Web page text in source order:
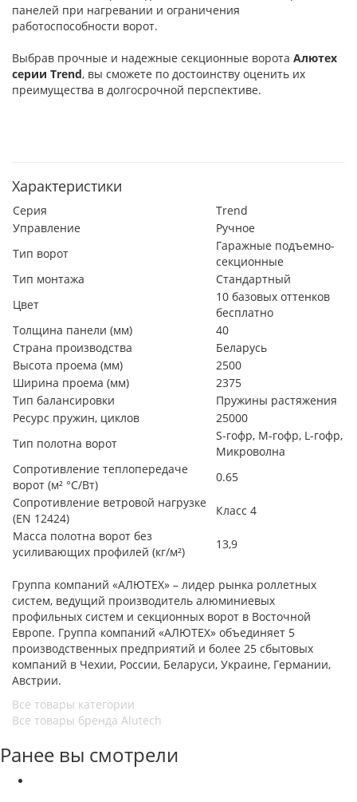
панелей при нагревании и ограничения
работоспособности ворот.
Выбрав прочные и надежные секционные ворота Алютех
серии Trend, вы сможете по достоинству оценить их
преимущества в долгосрочной перспективе.
Характеристики
Серия
Trend
Управление
Ручное
Тип ворот
Гаражные подъемно-
секционные
Тип монтажа
Стандартный
Цвет
10 базовых оттенков
бесплатно
Толщина панели (мм)
40
Страна производства
Беларусь
Высота проема (мм)
2500
Ширина проема (мм)
2375
Тип балансировки
Пружины растяжения
Ресурс пружин, циклов
25000
Тип полотна ворот
S-гофр, М-гофр, L-гофр,
Микроволна
Сопротивление теплопередаче
ворот (м² °С/Вт)
0.65
Сопротивление ветровой нагрузке
(EN 12424)
Класс 4
Масса полотна ворот без
усиливающих профилей (кг/м²)
13,9
Группа компаний «АЛЮТЕХ» – лидер рынка роллетных
систем, ведущий производитель алюминиевых
профильных систем и секционных ворот в Восточной
Европе. Группа компаний «АЛЮТЕХ» объединяет 5
производственных предприятий и более 25 сбытовых
компаний в Чехии, России, Беларуси, Украине, Германии,
Австрии.
Все товары категории
Все товары бренда Alutech
Ранее вы смотрели